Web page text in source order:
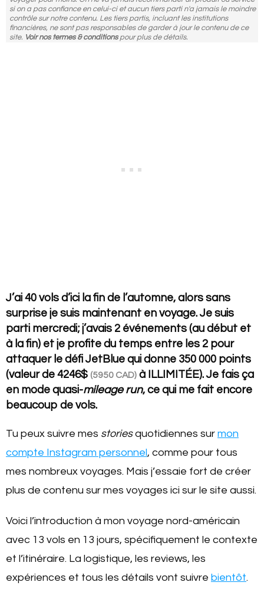
si on a pas confiance en celui-ci et aucun tiers parti n'a jamais le moindre
contrôle sur notre contenu. Les tiers partis, incluant les institutions
financières, ne sont pas responsables de garder à jour le contenu de ce
site. Voir nos termes & conditionspour plus de détails.
J’ai 40 vols d’ici la fin de l’automne, alors sans
surprise je suis maintenant en voyage. Je suis
parti mercredi; j’avais 2 événements (au début et
à la fin) et je profite du temps entre les 2 pour
attaquer le défi JetBlue qui donne 350 000 points
(valeur de 4246$ (5950 CAD) à ILLIMITÉE). Je fais ça
en mode quasi-mileage run, ce qui me fait encore
beaucoup de vols.
Tu peux suivre mes storiesquotidiennes sur mon
compte Instagram personnel, comme pour tous
mes nombreux voyages. Mais j’essaie fort de créer
plus de contenu sur mes voyages ici sur le site aussi.
Voici l’introduction à mon voyage nord-américain
avec 13 vols en 13 jours, spécifiquement le contexte
et l’itinéraire. La logistique, les reviews, les
expériences et tous les détails vont suivre bientôt.